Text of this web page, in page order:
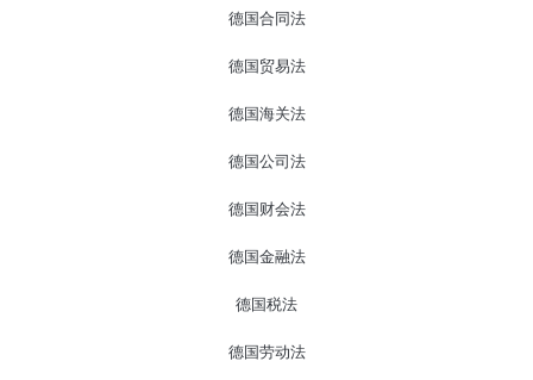
德国合同法
德国贸易法
德国海关法
德国公司法
德国财会法
德国金融法
德国税法
德国劳动法